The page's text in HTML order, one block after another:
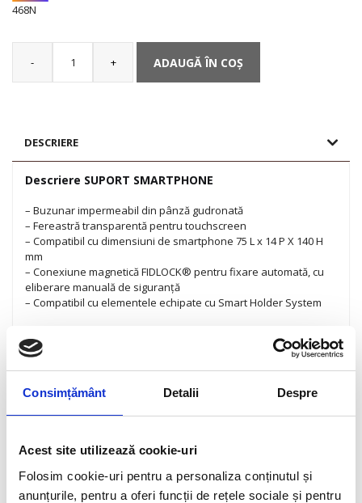
Consimțământ Detalii Despre
Acest site utilizează cookie-uri
Folosim cookie-uri pentru a personaliza conținutul și
anunțurile, pentru a oferi funcții de rețele sociale și pentru
468N
-
Cantitate
SUPORT
+ ADAUGĂ ÎN COȘ
DESCRIERE
Descriere SUPORT SMARTPHONE
– Buzunar impermeabil din pânză gudronată
– Fereastră transparentă pentru touchscreen
– Compatibil cu dimensiuni de smartphone 75 L x 14 P X 140 H
mm
– Conexiune magnetică FIDLOCK® pentru fixare automată, cu
eliberare manuală de siguranță
– Compatibil cu elementele echipate cu Smart Holder System
Informații suplimentare
Greutate
0.090 kg